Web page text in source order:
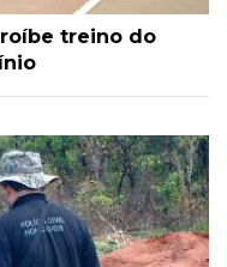
treino do